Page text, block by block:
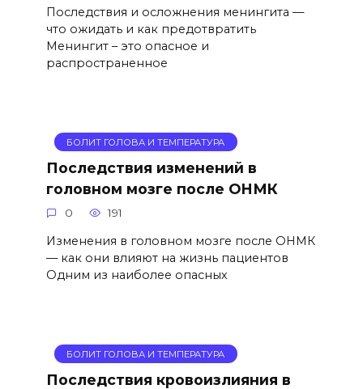
Последствия и осложнения менингита —
что ожидать и как предотвратить
Менингит – это опасное и
распространенное
БОЛИТ ГОЛОВА И ТЕМПЕРАТУРА
Последствия изменений в
головном мозге после ОНМК
0 191
Изменения в головном мозге после ОНМК
— как они влияют на жизнь пациентов
Одним из наиболее опасных
БОЛИТ ГОЛОВА И ТЕМПЕРАТУРА
Последствия кровоизлияния в